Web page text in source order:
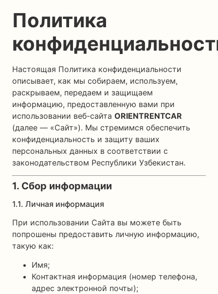
Политика
Настоящая Политика конфиденциальности
описывает, как мы собираем, используем,
раскрываем, передаем и защищаем
информацию, предоставленную вами при
использовании веб-сайта ORIENTRENTCAR
(далее — «Сайт»). Мы стремимся обеспечить
конфиденциальность и защиту ваших
персональных данных в соответствии с
законодательством Республики Узбекистан.
1. Сбор информации
1.1. Личная информация
При использовании Сайта вы можете быть
попрошены предоставить личную информацию,
такую как:
Имя;
Контактная информация (номер телефона,
адрес электронной почты);